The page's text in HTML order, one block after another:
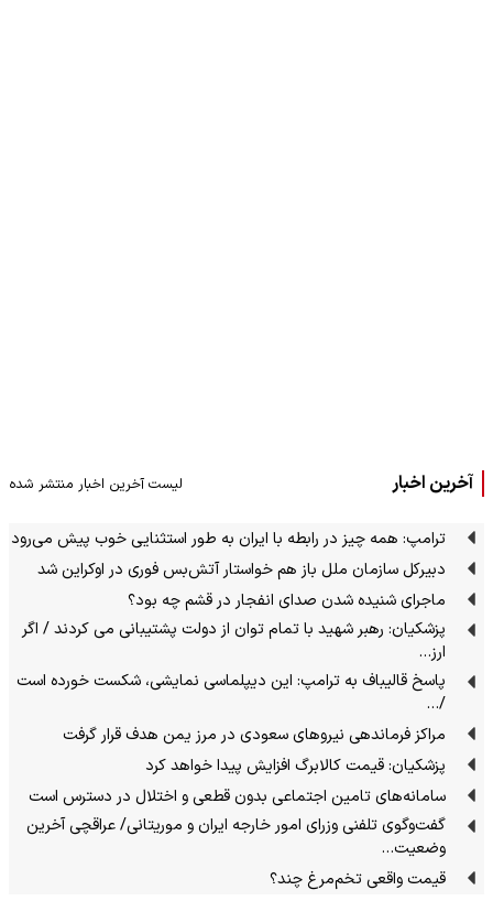
آخرین اخبار لیست آخرین اخبار منتشر شده
ترامپ: همه چیز در رابطه با ایران به طور استثنایی خوب پیش می‌رود
دبیرکل سازمان ملل باز هم خواستار آتش‌بس فوری در اوکراین شد
ماجرای شنیده شدن صدای انفجار در قشم چه بود؟
پزشکیان: رهبر شهید با تمام توان از دولت پشتیبانی می کردند / اگر
ارز…
پاسخ قالیباف به ترامپ: این دیپلماسی نمایشی، شکست خورده است
/…
مراکز فرماندهی نیروهای سعودی در مرز یمن هدف قرار گرفت
پزشکیان: قیمت کالابرگ افزایش پیدا خواهد کرد
سامانه‌های تامین اجتماعی بدون قطعی و اختلال در دسترس است
گفت‌وگوی تلفنی وزرای امور خارجه ایران و موریتانی/ عراقچی آخرین
وضعیت…
قیمت واقعی تخم‌مرغ چند؟